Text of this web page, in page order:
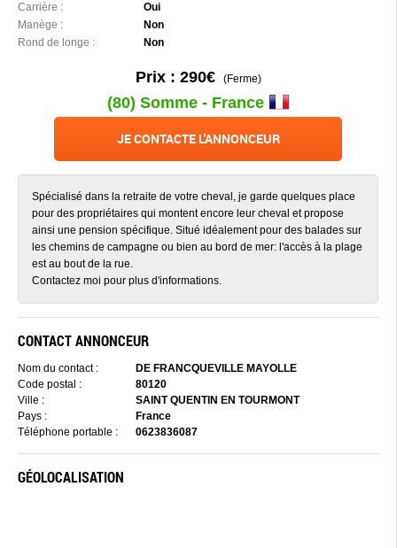
Carrière :
Oui
Manège :
Non
Rond de longe :
Non
Prix : 290€(Ferme)
(80) Somme - France
JE CONTACTE L'ANNONCEUR
Spécialisé dans la retraite de votre cheval, je garde quelques place
pour des propriétaires qui montent encore leur cheval et propose
ainsi une pension spécifique. Situé idéalement pour des balades sur
les chemins de campagne ou bien au bord de mer: l'accès à la plage
est au bout de la rue.
Contactez moi pour plus d'informations.
CONTACT ANNONCEUR
Nom du contact :
DE FRANCQUEVILLE MAYOLLE
Code postal :
80120
Ville :
SAINT QUENTIN EN TOURMONT
Pays :
France
Téléphone portable :
0623836087
GÉOLOCALISATION